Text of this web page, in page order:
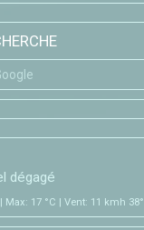
dégagé
Max: 17 °C | Vent: 11 kmh 38°